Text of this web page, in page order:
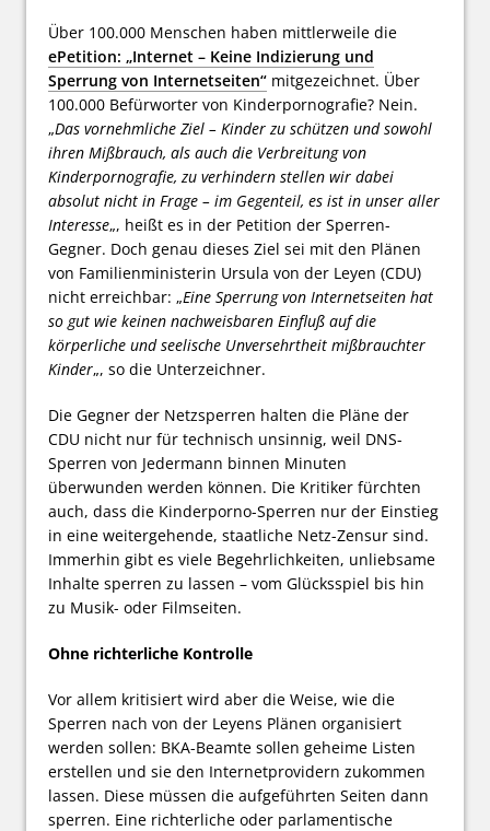
Über 100.000 Menschen haben mittlerweile die
ePetition: „Internet – Keine Indizierung und
Sperrung von Internetseiten“ mitgezeichnet. Über
100.000 Befürworter von Kinderpornografie? Nein.
„Das vornehmliche Ziel – Kinder zu schützen und sowohl
ihren Mißbrauch, als auch die Verbreitung von
Kinderpornografie, zu verhindern stellen wir dabei
absolut nicht in Frage – im Gegenteil, es ist in unser aller
Interesse„, heißt es in der Petition der Sperren-
Gegner. Doch genau dieses Ziel sei mit den Plänen
von Familienministerin Ursula von der Leyen (CDU)
nicht erreichbar: „Eine Sperrung von Internetseiten hat
so gut wie keinen nachweisbaren Einfluß auf die
körperliche und seelische Unversehrtheit mißbrauchter
Kinder„, so die Unterzeichner.
Die Gegner der Netzsperren halten die Pläne der
CDU nicht nur für technisch unsinnig, weil DNS-
Sperren von Jedermann binnen Minuten
überwunden werden können. Die Kritiker fürchten
auch, dass die Kinderporno-Sperren nur der Einstieg
in eine weitergehende, staatliche Netz-Zensur sind.
Immerhin gibt es viele Begehrlichkeiten, unliebsame
Inhalte sperren zu lassen – vom Glücksspiel bis hin
zu Musik- oder Filmseiten.
Ohne richterliche Kontrolle
Vor allem kritisiert wird aber die Weise, wie die
Sperren nach von der Leyens Plänen organisiert
werden sollen: BKA-Beamte sollen geheime Listen
erstellen und sie den Internetprovidern zukommen
lassen. Diese müssen die aufgeführten Seiten dann
sperren. Eine richterliche oder parlamentische